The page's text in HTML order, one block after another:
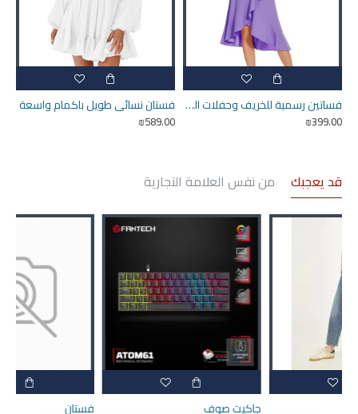
فساتين رسمية للخريف وحفلات الزفاف
₪399.00
فستان نسائي طويل باكمام واسعة
₪589.00
قد يعجبك من نفس العلامة التجارية